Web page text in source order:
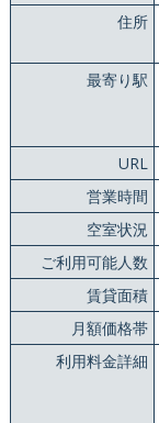
住所
最寄り駅
URL
営業時間
空室状況
ご利用可能人数
賃貸面積
月額価格帯
利用料金詳細